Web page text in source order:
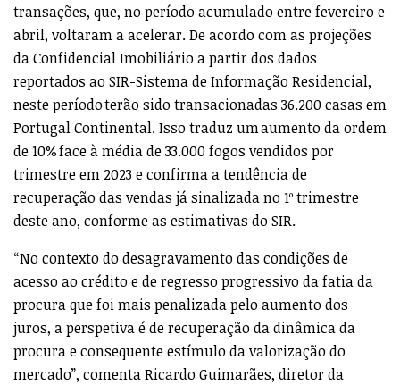
transações, que, no período acumulado entre fevereiro e
abril, voltaram a acelerar. De acordo com as projeções
da Confidencial Imobiliário a partir dos dados
reportados ao SIR-Sistema de Informação Residencial,
neste período terão sido transacionadas 36.200 casas em
Portugal Continental. Isso traduz um aumento da ordem
de 10% face à média de 33.000 fogos vendidos por
trimestre em 2023 e confirma a tendência de
recuperação das vendas já sinalizada no 1º trimestre
deste ano, conforme as estimativas do SIR.
“No contexto do desagravamento das condições de
acesso ao crédito e de regresso progressivo da fatia da
procura que foi mais penalizada pelo aumento dos
juros, a perspetiva é de recuperação da dinâmica da
procura e consequente estímulo da valorização do
mercado”, comenta Ricardo Guimarães, diretor da